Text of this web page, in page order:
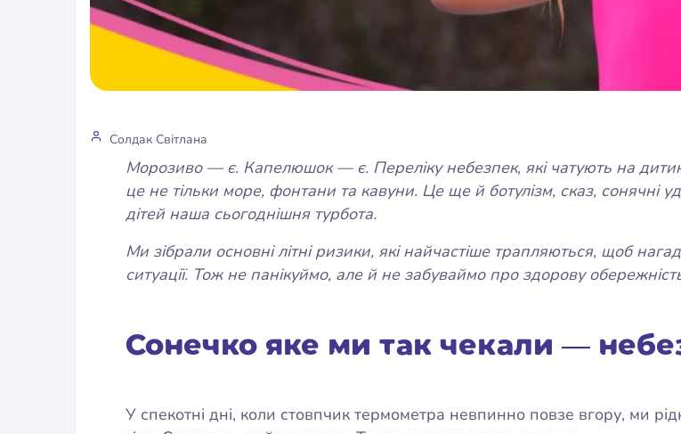
Солдак Світлана
Морозиво — є. Капелюшок — є. Переліку небезпек, які чатують на
це не тільки море, фонтани та кавуни. Це ще й ботулізм, сказ, сонячні
дітей наша сьогоднішня турбота.
Ми зібрали основні літні ризики, які найчастіше трапляються, щоб
ситуації. Тож не панікуймо, але й не забуваймо про здорову
Сонечко яке ми так чекали —
У спекотні дні, коли стовпчик термометра невпинно повзе вгору, ми